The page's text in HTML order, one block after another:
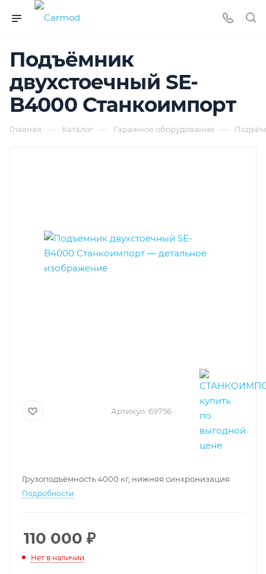
Подъёмник
двухстоечный SE-
B4000 Станкоимпорт
Главная — Каталог — Гаражное оборудование —
Артикул: 69756
Грузоподъёмность 4000 кг, нижняя синхронизация
Подробности
110 000 ₽
Нет в наличии